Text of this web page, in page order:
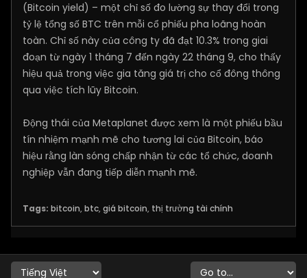
(Bitcoin yield) – một chỉ số đo lường sự thay đổi trong
tỷ lệ tổng số BTC trên mỗi cổ phiếu pha loãng hoàn
toàn. Chỉ số này của công ty đã đạt 10.3% trong giai
đoạn từ ngày 1 tháng 7 đến ngày 22 tháng 9, cho thấy
hiệu quả trong việc gia tăng giá trị cho cổ đông thông
qua việc tích lũy Bitcoin.
Động thái của Metaplanet được xem là một phiếu bầu
tín nhiệm mạnh mẽ cho tương lai của Bitcoin, báo
hiệu rằng làn sóng chấp nhận từ các tổ chức, doanh
nghiệp vẫn đang tiếp diễn mạnh mẽ.
Tags: bitcoin, btc, giá bitcoin, thị trường tài chính